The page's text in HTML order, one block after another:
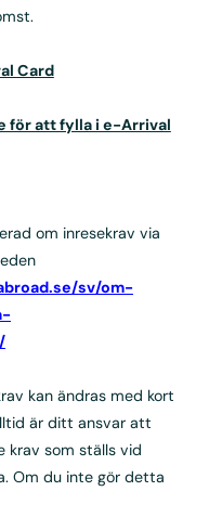
Card
för att fylla i e-Arrival
om inresekrav via
sv/om-
kan ändras med kort
är ditt ansvar att
krav som ställs vid
Om du inte gör detta